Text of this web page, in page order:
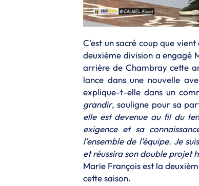
C'est un sacré coup que
deuxième division a engagé
arrière de Chambray cette
lance dans une nouvelle
explique-t-elle dans un
grandir, souligne pour sa
elle est devenue au fil du
exigence et sa
l’ensemble de l’équipe. Je
et réussira son double projet
Marie François est la
cette saison.